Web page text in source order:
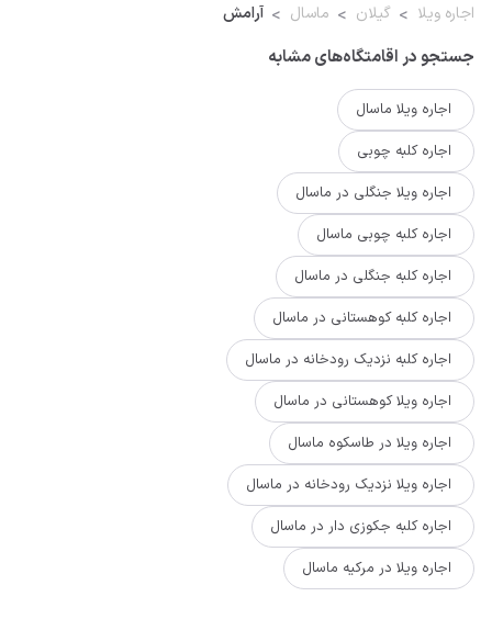
اجاره ویلا گیلان ماسال آرامش
جستجو در اقامتگاه‌های مشابه
اجاره ویلا ماسال
اجاره کلبه چوبی
اجاره ویلا جنگلی در ماسال
اجاره کلبه چوبی ماسال
اجاره کلبه جنگلی در ماسال
اجاره کلبه کوهستانی در ماسال
اجاره کلبه نزدیک رودخانه در ماسال
اجاره ویلا کوهستانی در ماسال
اجاره ویلا در طاسکوه ماسال
اجاره ویلا نزدیک رودخانه در ماسال
اجاره کلبه جکوزی دار در ماسال
اجاره ویلا در مرکیه ماسال